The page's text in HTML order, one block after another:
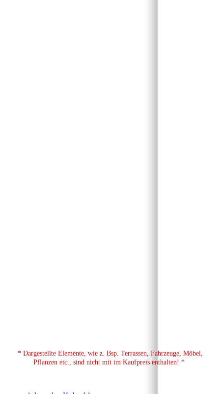
* Dargestellte Elemente, wie z. Bsp. Terrassen, Fahrzeuge, Möbel,
Pflanzen etc., sind nicht mit im Kaufpreis enthalten! *